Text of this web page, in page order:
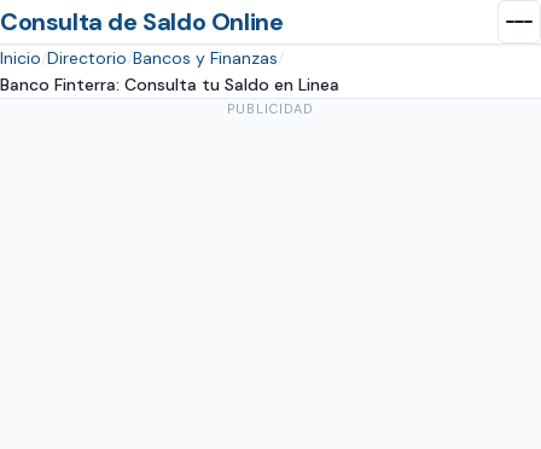
Consulta de Saldo Online
Inicio Directorio Bancos y Finanzas
Banco Finterra: Consulta tu Saldo en Linea
PUBLICIDAD